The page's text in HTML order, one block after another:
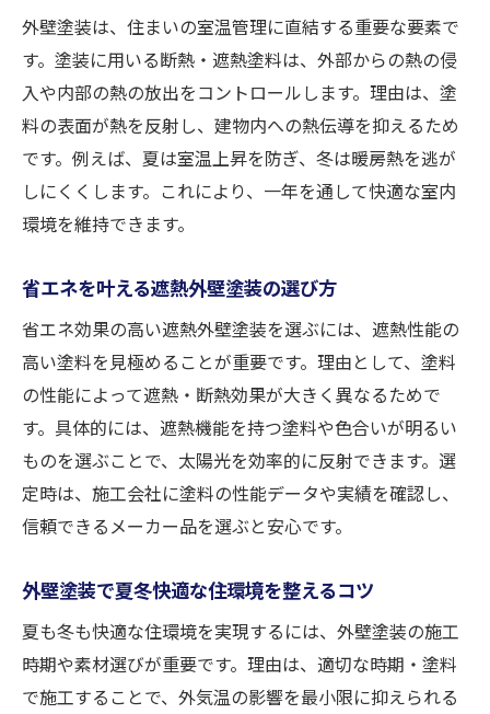
ト
遮熱技術で快適な外壁塗装を実現する方法
口コミで話題の遮熱塗装の外壁塗装事例紹
奈良で注目される外壁塗装の最新動向を解
説
外壁塗装選びで省エネ住宅を目指す秘訣
遮熱技術と外壁塗装で光熱費を抑える方法
省エネ効果が高い外壁塗装の基準と条件
外壁塗装で得られる省エネ効果の実態とは
遮熱塗装を選ぶ際に注目すべきポイント
省エネ住宅に導く外壁塗装の重要性を解説
外壁塗装の寿命と塗り替え時期を徹底解説
遮熱塗装が外壁の耐用年数に与える影響
外壁塗装を20年放置した場合のリスク
外壁塗装のメンテナンス時期の判断基準
遮熱技術で長持ちする外壁塗装を実現
外壁塗装は、住まいの室温管理に直結する重要な要素で
す。塗装に用いる断熱・遮熱塗料は、外部からの熱の侵
入や内部の熱の放出をコントロールします。理由は、塗
料の表面が熱を反射し、建物内への熱伝導を抑えるため
です。例えば、夏は室温上昇を防ぎ、冬は暖房熱を逃が
しにくくします。これにより、一年を通して快適な室内
環境を維持できます。
省エネを叶える遮熱外壁塗装の選び方
省エネ効果の高い遮熱外壁塗装を選ぶには、遮熱性能の
高い塗料を見極めることが重要です。理由として、塗料
の性能によって遮熱・断熱効果が大きく異なるためで
す。具体的には、遮熱機能を持つ塗料や色合いが明るい
ものを選ぶことで、太陽光を効率的に反射できます。選
定時は、施工会社に塗料の性能データや実績を確認し、
信頼できるメーカー品を選ぶと安心です。
外壁塗装で夏冬快適な住環境を整えるコツ
夏も冬も快適な住環境を実現するには、外壁塗装の施工
時期や素材選びが重要です。理由は、適切な時期・塗料
で施工することで、外気温の影響を最小限に抑えられる